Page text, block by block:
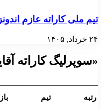
تیم ملی کاراته عازم
۲۴ خرداد, ۱۴۰۵
«سوپرلیگ کاراته
رتبه
تیم